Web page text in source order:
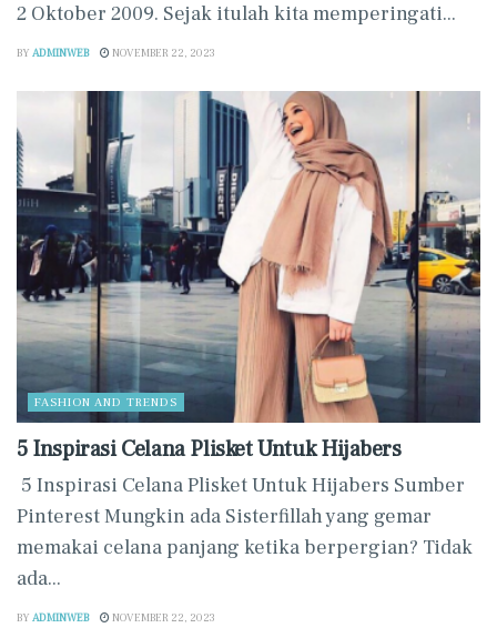
2 Oktober 2009. Sejak itulah kita memperingati...
BY ADMINWEB NOVEMBER 22, 2023
FASHION AND TRENDS
5 Inspirasi Celana Plisket Untuk Hijabers
5 Inspirasi Celana Plisket Untuk Hijabers Sumber
Pinterest Mungkin ada Sisterfillah yang gemar
memakai celana panjang ketika berpergian? Tidak
ada...
BY ADMINWEB NOVEMBER 22, 2023